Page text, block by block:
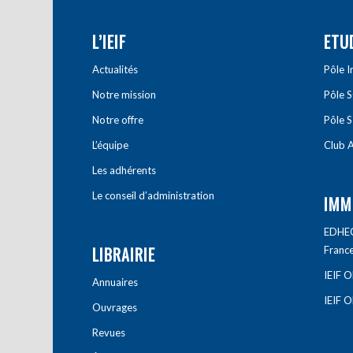
L’IEIF
Actualités
Notre mission
Notre offre
L’équipe
Les adhérents
Le conseil d’administration
LIBRAIRIE
Annuaires
Ouvrages
Revues
Pôle
Pôle
Pôle
Club
IEIF
IEIF